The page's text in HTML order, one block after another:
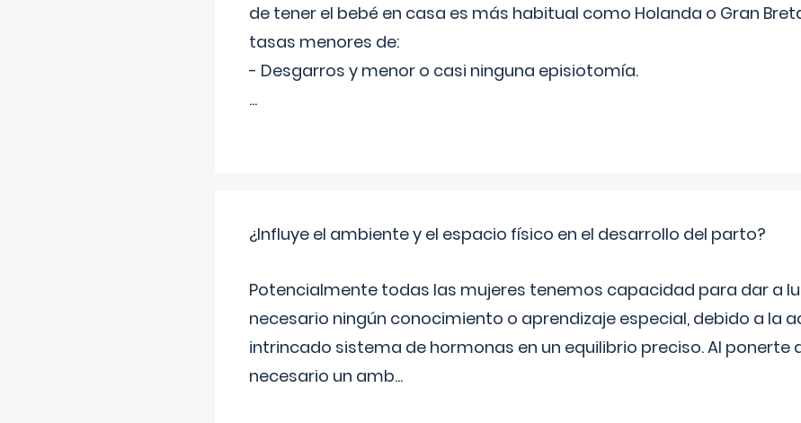
de tener el bebé en casa es más habitual como Holanda o Gran
tasas menores de:
- Desgarros y menor o casi ninguna episiotomía.
...
¿Influye el ambiente y el espacio físico en el desarrollo del parto?
Potencialmente todas las mujeres tenemos capacidad para dar a
necesario ningún conocimiento o aprendizaje especial, debido a la
intrincado sistema de hormonas en un equilibrio preciso. Al ponerte
necesario un amb...